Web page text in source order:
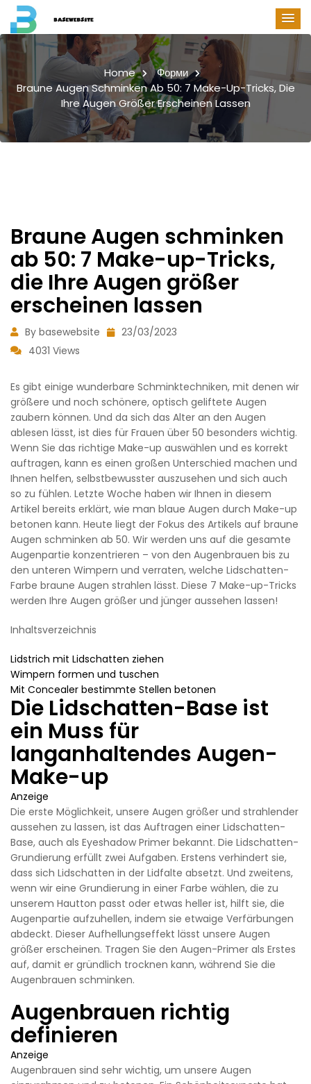
Home
Форми
Braune Augen Schminken Ab 50: 7 Make-Up-Tricks, Die
Ihre Augen Größer Erscheinen Lassen
Braune Augen schminken
ab 50: 7 Make-up-Tricks,
die Ihre Augen größer
erscheinen lassen
By basewebsite
23/03/2023
4031 Views
Es gibt einige wunderbare Schminktechniken, mit denen wir
größere und noch schönere, optisch geliftete Augen
zaubern können. Und da sich das Alter an den Augen
ablesen lässt, ist dies für Frauen über 50 besonders wichtig.
Wenn Sie das richtige Make-up auswählen und es korrekt
auftragen, kann es einen großen Unterschied machen und
Ihnen helfen, selbstbewusster auszusehen und sich auch
so zu fühlen. Letzte Woche haben wir Ihnen in diesem
Artikel bereits erklärt, wie man blaue Augen durch Make-up
betonen kann. Heute liegt der Fokus des Artikels auf braune
Augen schminken ab 50. Wir werden uns auf die gesamte
Augenpartie konzentrieren – von den Augenbrauen bis zu
den unteren Wimpern und verraten, welche Lidschatten-
Farbe braune Augen strahlen lässt. Diese 7 Make-up-Tricks
werden Ihre Augen größer und jünger aussehen lassen!
Inhaltsverzeichnis
Lidstrich mit Lidschatten ziehen
Wimpern formen und tuschen
Mit Concealer bestimmte Stellen betonen
Die Lidschatten-Base ist
ein Muss für
langanhaltendes Augen-
Make-up
Anzeige
Die erste Möglichkeit, unsere Augen größer und strahlender
aussehen zu lassen, ist das Auftragen einer Lidschatten-
Base, auch als Eyeshadow Primer bekannt. Die Lidschatten-
Grundierung erfüllt zwei Aufgaben. Erstens verhindert sie,
dass sich Lidschatten in der Lidfalte absetzt. Und zweitens,
wenn wir eine Grundierung in einer Farbe wählen, die zu
unserem Hautton passt oder etwas heller ist, hilft sie, die
Augenpartie aufzuhellen, indem sie etwaige Verfärbungen
abdeckt. Dieser Aufhellungseffekt lässt unsere Augen
größer erscheinen. Tragen Sie den Augen-Primer als Erstes
auf, damit er gründlich trocknen kann, während Sie die
Augenbrauen schminken.
Augenbrauen richtig
definieren
Anzeige
Augenbrauen sind sehr wichtig, um unsere Augen